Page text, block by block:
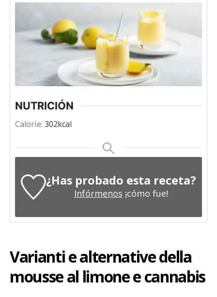
NUTRICIÓN
Calorie: 302kcal
¿Has probado esta receta?
Infórmenos ¡cómo fue!
Varianti e alternative della
mousse al limone e cannabis